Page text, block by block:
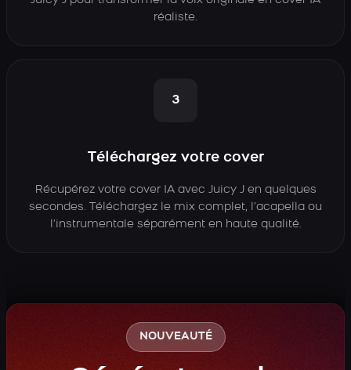
réaliste.
3
Téléchargez votre cover
Récupérez votre cover IA avec Juicy J en quelques
secondes. Téléchargez le mix complet, l’acapella ou
l’instrumentale séparément en haute qualité.
NOUVEAUTÉ